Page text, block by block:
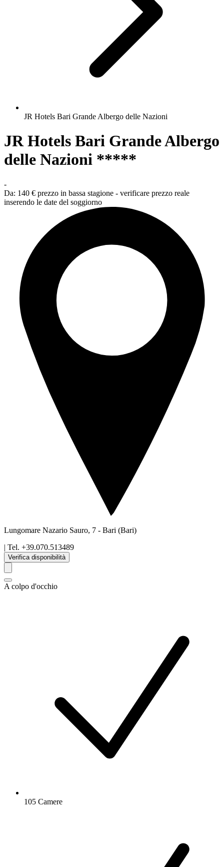
JR Hotels Bari Grande Albergo delle Nazioni
JR Hotels Bari Grande Albergo
delle Nazioni *****
-
Da: 140 € prezzo in bassa stagione - verificare prezzo reale
inserendo le date del soggiorno
Lungomare Nazario Sauro, 7 - Bari (Bari)
| Tel. +39.070.513489
Verifica disponibilità
A colpo d'occhio
105 Camere